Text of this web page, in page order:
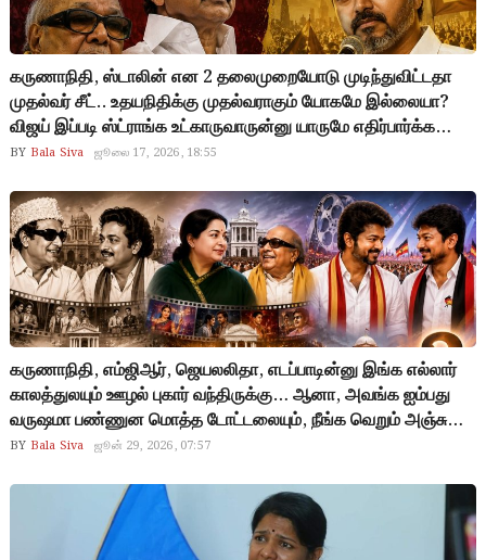
கருணாநிதி, ஸ்டாலின் என 2 தலைமுறையோடு முடிந்துவிட்டதா
முதல்வர் சீட்.. உதயநிதிக்கு முதல்வராகும் யோகமே இல்லையா?
விஜய் இப்படி ஸ்ட்ராங்க உட்காருவாருன்னு யாருமே எதிர்பார்க்கலை..
விஜய் அண்ணாமலை என களம் மாறிவிட்டால் உதயநிதி கடைசி
BY Bala Siva ஜூலை 17, 2026, 18:55
கருணாநிதி, எம்ஜிஆர், ஜெயலலிதா, எடப்பாடின்னு இங்க எல்லார்
காலத்துலயும் ஊழல் புகார் வந்திருக்கு… ஆனா, அவங்க ஐம்பது
வருஷமா பண்ணுன மொத்த டோட்டலையும், நீங்க வெறும் அஞ்சு
வருஷத்துல அசால்ட்டா பிரேக் பண்ணிட்டிங்களே… முன்னாடிலாம்
ஆட்சியில் இப்போ ‘சைபர்’ பத்தாம புது நம்பர் தேடுறாங்கப்பா!
தோண்ட தோண்ட அதிர்ச்சி இல்லை… உங்க அழிவுக்கான
அஸ்திவாரம் வெளிய வருது!
BY Bala Siva ஜூன் 29, 2026, 07:57